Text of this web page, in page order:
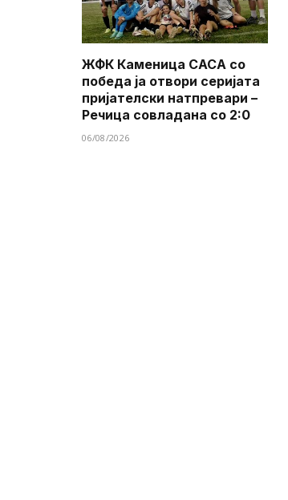
ЖФК Каменица САСА со
победа ја отвори серијата
пријателски натпревари –
Речица совладана со 2:0
06/08/2026